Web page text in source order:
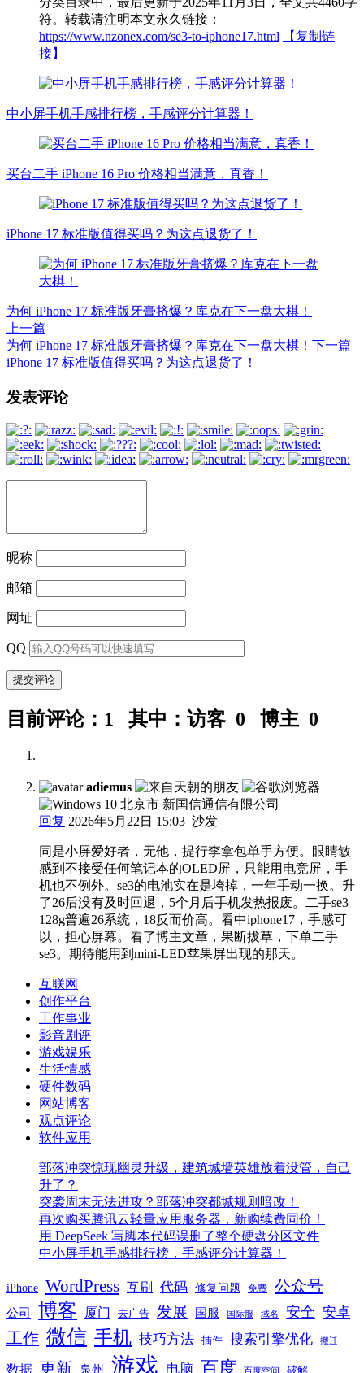
符。转载请注明本文永久链接：
https://www.nzonex.com/se3-to-iphone17.html
【复制链
接】
中小屏手机手感排行榜，手感评分计算器！
买台二手 iPhone 16 Pro 价格相当满意，真香！
iPhone 17 标准版值得买吗？为这点退货了！
为何 iPhone 17 标准版牙膏挤爆？库克在下一盘大棋！
上一篇
为何 iPhone 17 标准版牙膏挤爆？库克在下一盘大棋！ 下一篇
iPhone 17 标准版值得买吗？为这点退货了！
章
导
航
发表评论
昵称
邮箱
网址
QQ
目前评论：1 其中：访客 0 博主 0
adiemus
北京市 新国信通信有限公司
回复 2026年5月22日 15:03 沙发
同是小屏爱好者，无他，提行李拿包单手方便。眼睛敏
感到不接受任何笔记本的OLED屏，只能用电竞屏，手
机也不例外。se3的电池实在是垮掉，一年手动一换。升
了26后没有及时回退，5个月后手机发热报废。二手se3
128g普遍26系统，18反而价高。看中iphone17，手感可
以，担心屏幕。看了博主文章，果断拔草，下单二手
se3。期待能用到mini-LED苹果屏出现的那天。
互联网
创作平台
工作事业
影音剧评
游戏娱乐
生活情感
硬件数码
网站博客
观点评论
软件应用
部落冲突惊现幽灵升级，建筑城墙英雄放着没管，自己
升了？
突袭周末无法进攻？部落冲突都城规则暗改！
再次购买腾讯云轻量应用服务器，新购续费同价！
用 DeepSeek 写脚本代码误删了整个硬盘分区文件
中小屏手机手感排行榜，手感评分计算器！
iPhone WordPress 互刷 代码 修复问题 免费 公众号
公司 博客 厦门 去广告 发展 国服 国际服 域名 安全 安卓
工作 微信 手机 技巧方法 插件 搜索引擎优化 搬迁
数据 更新 泉州 游戏 电脑 百度 百度空间 破解